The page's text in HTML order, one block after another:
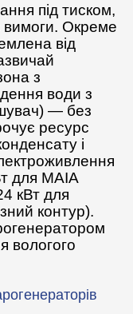
під тиском,
вимоги. Окреме
від
з
води з
— без
ресурс
і
для MAIA
кВт для
контур).
вологого